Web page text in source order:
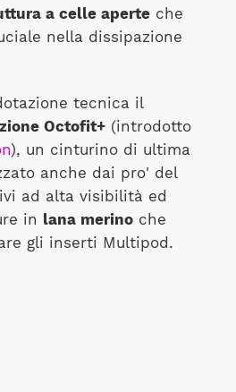
a celle aperteche
nella dissipazione
tecnica il
Octofit+(introdotto
), un cinturino di ultima
anche dai pro' del
ad alta visibilità ed
in lana merinoche
gli inserti Multipod.